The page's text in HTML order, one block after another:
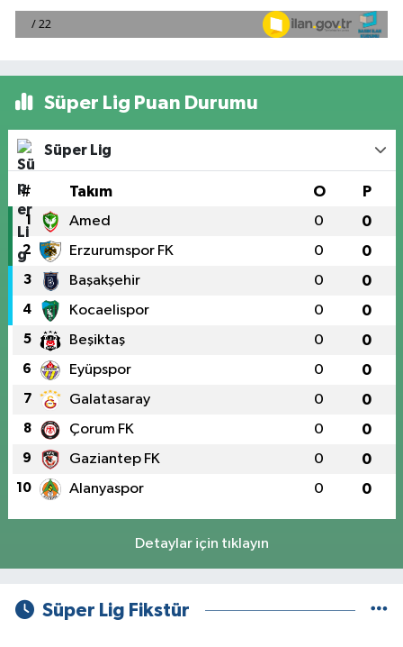
Süper Lig Puan Durumu
Süper Lig
# Takım O P
1 Amed 0 0
2 Erzurumspor FK 0 0
3 Başakşehir 0 0
4 Kocaelispor 0 0
5 Beşiktaş 0 0
6 Eyüpspor 0 0
7 Galatasaray 0 0
8 Çorum FK 0 0
9 Gaziantep FK 0 0
10 Alanyaspor 0 0
Detaylar için tıklayın
Süper Lig Fikstür